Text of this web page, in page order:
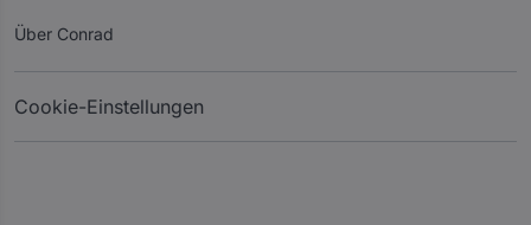
Über Conrad
Cookie-Einstellungen